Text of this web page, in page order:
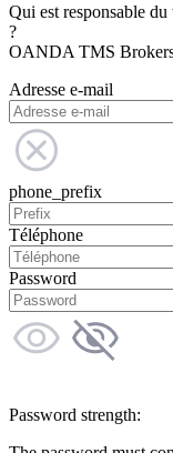
Qui est responsable du
?
OANDA TMS Brokers
Adresse e-mail
phone_prefix
Téléphone
Password
Password strength: